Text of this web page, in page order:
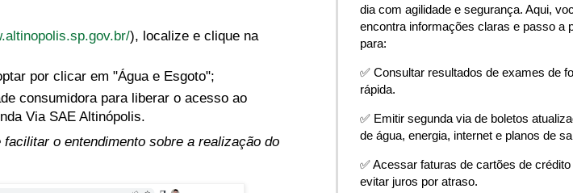
), localize e clique na
por clicar em "Água e Esgoto";
consumidora para liberar o acesso ao
Via SAE Altinópolis.
o entendimento sobre a realização do
dia com agilidade e segurança. Aqui,
encontra informações claras e passo a
para:
✅ Consultar resultados de exames de
rápida.
✅ Emitir segunda via de boletos
de água, energia, internet e planos de
✅ Acessar faturas de cartões de crédito
evitar juros por atraso.